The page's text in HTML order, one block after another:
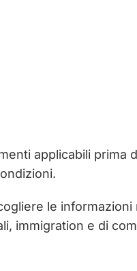
applicabili prima
le
immigration e di